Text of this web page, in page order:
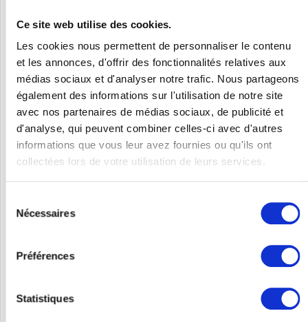
Ce site web utilise des cookies.
Les cookies nous permettent de personnaliser le contenu
et les annonces, d'offrir des fonctionnalités relatives aux
médias sociaux et d'analyser notre trafic. Nous partageons
également des informations sur l'utilisation de notre site
avec nos partenaires de médias sociaux, de publicité et
d'analyse, qui peuvent combiner celles-ci avec d'autres
informations que vous leur avez fournies ou qu'ils ont
collectées lors de votre utilisation de leurs services.
Nécessaires
Préférences
Statistiques
CISCO AIR-AP1562E-I-K9
Cisco Aironet 1562E - Funkbasisstation - 802.11ac Wave 2 - Wi-
Fi - Dualband - Access Point - Access Point